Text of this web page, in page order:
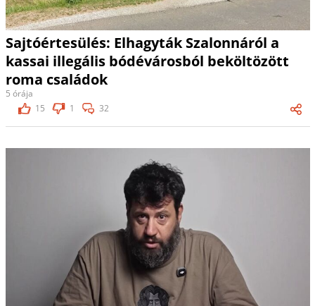
Sajtóértesülés: Elhagyták Szalonnáról a
kassai illegális bódévárosból beköltözött
roma családok
5 órája
15
1 32